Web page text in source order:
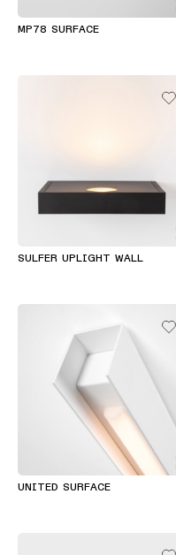
MP78 SURFACE
SULFER UPLIGHT WALL
UNITED SURFACE